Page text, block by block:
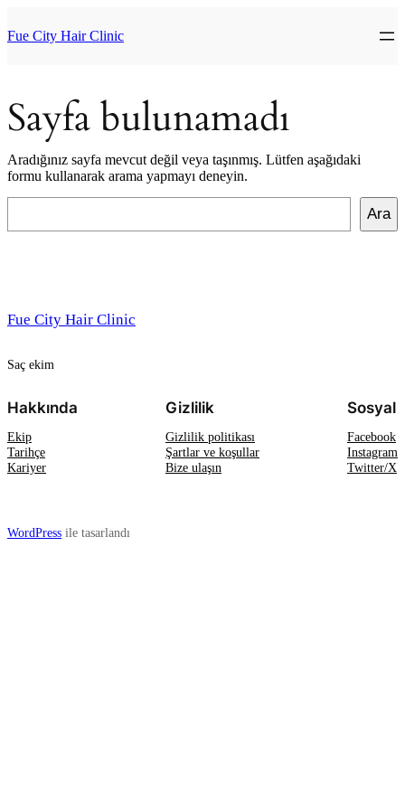
geç
Fue City Hair Clinic
Sayfa bulunamadı
Aradığınız sayfa mevcut değil veya taşınmış. Lütfen aşağıdaki
formu kullanarak arama yapmayı deneyin.
Ara
Fue City Hair Clinic
Saç ekim
Hakkında
Ekip
Tarihçe
Kariyer
Gizlilik
Gizlilik politikası
Şartlar ve koşullar
Bize ulaşın
Sosyal
Facebook
Instagram
Twitter/X
WordPress ile tasarlandı